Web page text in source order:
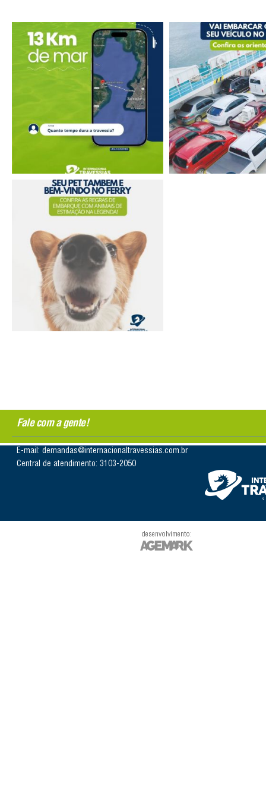
Fale com a gente!
E-mail: demandas@internacionaltravessias.com.br
Central de atendimento: 3103-2050
desenvolvimento: